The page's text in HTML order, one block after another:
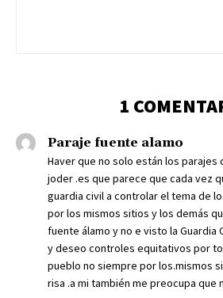
1
Paraje fuente alamo
Haver que no solo están los parajes
joder .es que parece que cada vez
guardia civil a controlar el tema de
por los mismos sitios y los demás
fuente álamo y no e visto la Guardia
y deseo controles equitativos por
pueblo no siempre por los.mismos
risa .a mi también me preocupa que